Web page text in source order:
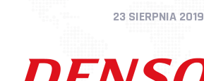
23 SIERPNIA 2019